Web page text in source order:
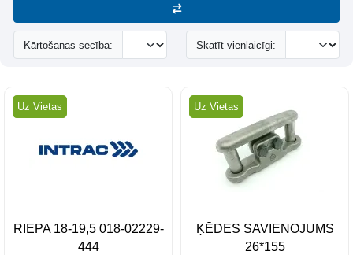
Kārtošanas secība: Skatīt vienlaicīgi:
Uz Vietas
RIEPA 18-19,5 018-02229-
444
Uz Vietas
ĶĒDES SAVIENOJUMS
26*155